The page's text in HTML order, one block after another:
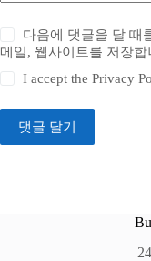
다음에 댓글을 달 때
메일, 웹사이트를 저장합
I accept thePrivacy
댓글 달기